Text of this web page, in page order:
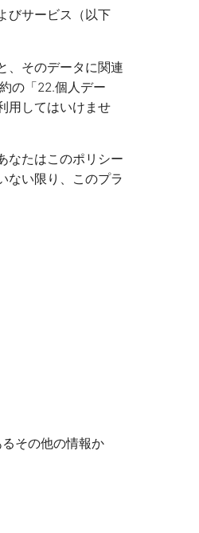
びサービス（以下
、そのデータに関連
の「22.個人デー
用してはいけませ
なたはこのポリシー
ない限り、このプラ
その他の情報か